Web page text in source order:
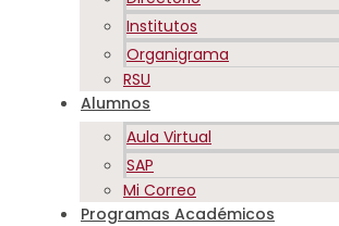
Institutos
Organigrama
RSU
Alumnos
Aula Virtual
SAP
Mi Correo
Programas Académicos